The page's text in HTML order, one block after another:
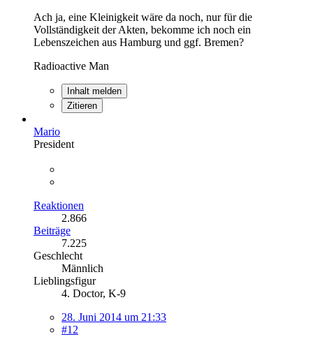
Ach ja, eine Kleinigkeit wäre da noch, nur für die
Vollständigkeit der Akten, bekomme ich noch ein
Lebenszeichen aus Hamburg und ggf. Bremen?
Radioactive Man
Inhalt melden
Zitieren
Mario
President
Reaktionen
2.866
Beiträge
7.225
Geschlecht
Männlich
Lieblingsfigur
4. Doctor, K-9
28. Juni 2014 um 21:33
#12